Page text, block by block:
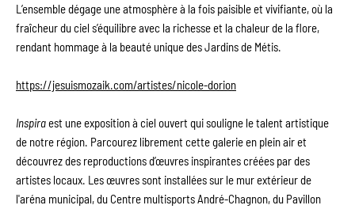
L’ensemble dégage une atmosphère à la fois paisible et vivifiante, où la
fraîcheur du ciel s’équilibre avec la richesse et la chaleur de la flore,
rendant hommage à la beauté unique des Jardins de Métis.
https://jesuismozaik.com/artistes/nicole-dorion
Inspira est une exposition à ciel ouvert qui souligne le talent artistique
de notre région. Parcourez librement cette galerie en plein air et
découvrez des reproductions d’œuvres inspirantes créées par des
artistes locaux. Les œuvres sont installées sur le mur extérieur de
l'aréna municipal, du Centre multisports André-Chagnon, du Pavillon